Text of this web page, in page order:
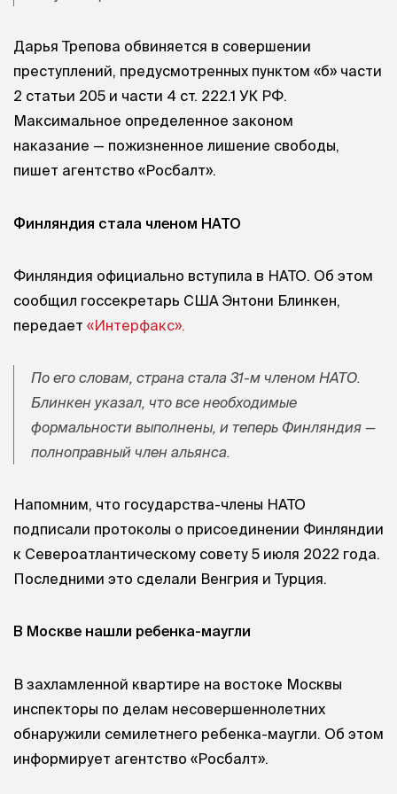
Дарья Трепова обвиняется в совершении
преступлений, предусмотренных пунктом «б» части
2 статьи 205 и части 4 ст. 222.1 УК РФ.
Максимальное определенное законом
наказание — пожизненное лишение свободы,
пишет агентство «Росбалт».
Финляндия стала членом НАТО
Финляндия официально вступила в НАТО. Об этом
сообщил госсекретарь США Энтони Блинкен,
передает «Интерфакс».
По его словам, страна стала 31-м членом НАТО.
Блинкен указал, что все необходимые
формальности выполнены, и теперь Финляндия —
полноправный член альянса.
Напомним, что государства-члены НАТО
подписали протоколы о присоединении Финляндии
к Североатлантическому совету 5 июля 2022 года.
Последними это сделали Венгрия и Турция.
В Москве нашли ребенка-маугли
В захламленной квартире на востоке Москвы
инспекторы по делам несовершеннолетних
обнаружили семилетнего ребенка-маугли. Об этом
информирует агентство «Росбалт».